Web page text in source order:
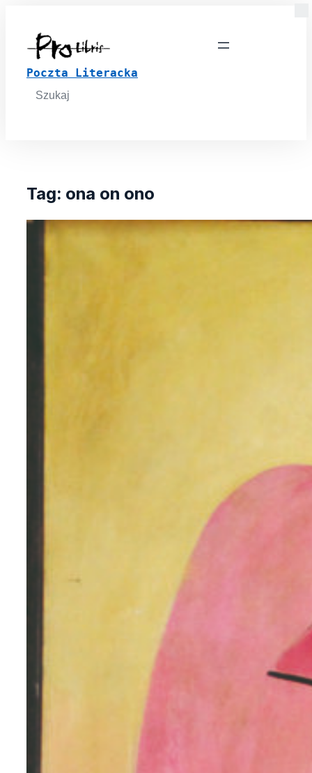
Poczta Literacka
Search
for:
Tag: ona on ono